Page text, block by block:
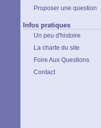
Proposer une question
Infos pratiques
Un peu d'histoire
La charte du site
Foire Aux Questions
Contact